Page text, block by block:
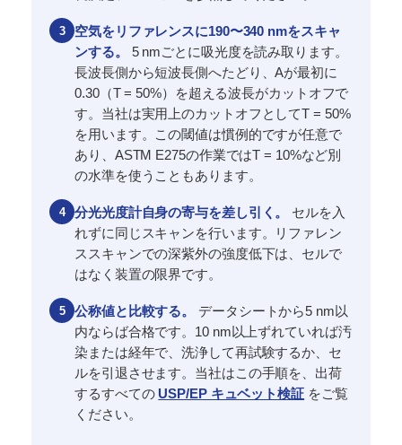
3
空気をリファレンスに190〜340 nmをスキャ
ンする。
5 nmごとに吸光度を読み取ります。
長波長側から短波長側へたどり、Aが最初に
0.30（T = 50%）を超える波長がカットオフで
す。当社は実用上のカットオフとしてT = 50%
を用います。この閾値は慣例的ですが任意で
あり、ASTM E275の作業ではT = 10%など別
の水準を使うこともあります。
4 分光光度計自身の寄与を差し引く。
セルを入
れずに同じスキャンを行います。リファレン
ススキャンでの深紫外の強度低下は、セルで
はなく装置の限界です。
5 公称値と比較する。
データシートから5 nm以
内ならば合格です。10 nm以上ずれていれば汚
染または経年で、洗浄して再試験するか、セ
ルを引退させます。当社はこの手順を、出荷
するすべての USP/EP キュベット検証をご覧
ください。